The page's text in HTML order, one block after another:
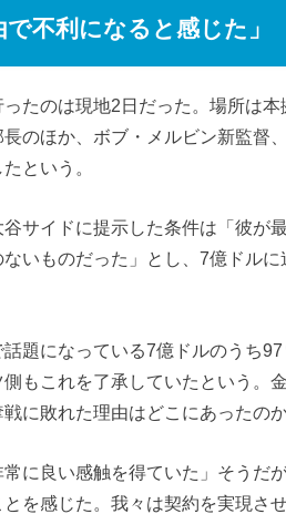
不利になると感じた」
たのは現地2日だった。場所は
のほか、ボブ・メルビン新監督
という。
サイドに提示した条件は「彼が
いものだった」とし、7億ドル
題になっている7億ドルのうち
もこれを了承していたという。
に敗れた理由はどこにあったのか
に良い感触を得ていた」そうだ
を感じた。我々は契約を実現さ